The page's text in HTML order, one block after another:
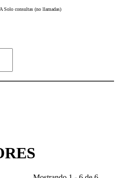
Solo consultas (no llamadas)